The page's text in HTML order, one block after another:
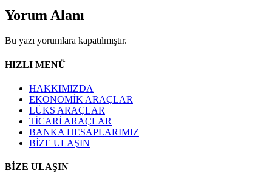
Yorum Alanı
Bu yazı yorumlara kapatılmıştır.
HIZLI MENÜ
HAKKIMIZDA
EKONOMİK ARAÇLAR
LÜKS ARAÇLAR
TİCARİ ARAÇLAR
BANKA HESAPLARIMIZ
BİZE ULAŞIN
BİZE ULAŞIN